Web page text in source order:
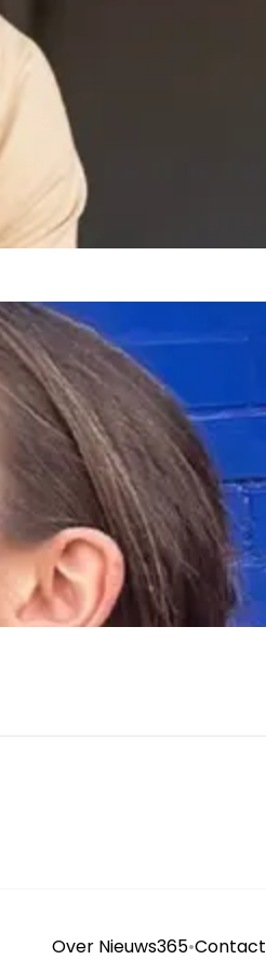
Over Nieuws365•Contact